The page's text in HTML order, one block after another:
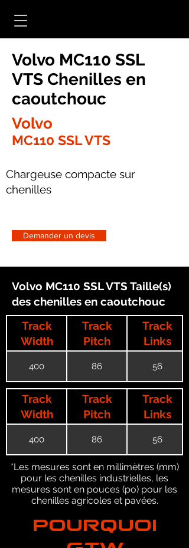
Volvo MC110 SSL
VTS Chenilles en
caoutchouc
Volvo
MC110 SSL VTS
Chargeuse compacte sur
chenilles
Demander un devis
Volvo MC110 SSL VTS Taille(s)
des chenilles en caoutchouc
Track
Width
Track
Pitch
Track
Links
400 86 56
Track
Width
Track
Pitch
Track
Links
400 86 56
*Les mesures sont en millimètres (mm)
pour les chenilles industrielles, les
mesures sont en pouces (po) pour les
chenilles agricoles et pavées.
POURQUOI
GTW